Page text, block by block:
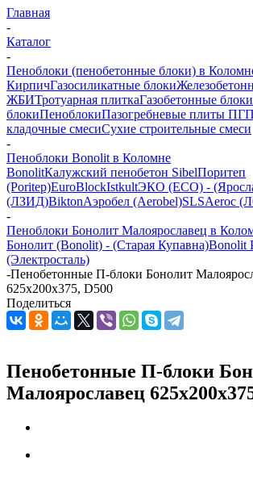
Главная
-
Каталог
-
Пеноблоки (пенобетонные блоки) в
КирпичГазосиликатные блоки
ЖБИТротуарная плиткаГазобетонные блоки
блокиПеноблокиПазогребневые плиты ПГП
кладочные смесиСухие строительные смеси
-
Пеноблоки Bonolit в Коломне
BonolitКалужский пенобетон SibelПоритеп
(Poritep)EuroBlockIstkultЭКО (ECO) -
(ЛЗИД)BiktonАэробел (Aerobel)SLSAeroc
-
Пеноблоки Бонолит Малоярославец в
Бонолит (Bonolit) - (Старая Купавна)Bonolit
(Электросталь)
-Пенобетонные П-блоки Бонолит
625х200х375, D500
Поделиться
Пенобетонные П-блоки
Малоярославец